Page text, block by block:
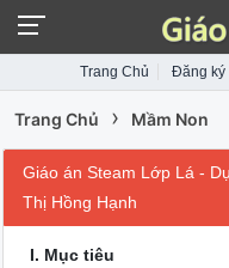
Trang Chủ Đăng ký
Trang Chủ › Mầm Non
Giáo án Steam Lớp Lá -
Thị Hồng Hạnh
I. Mục tiêu